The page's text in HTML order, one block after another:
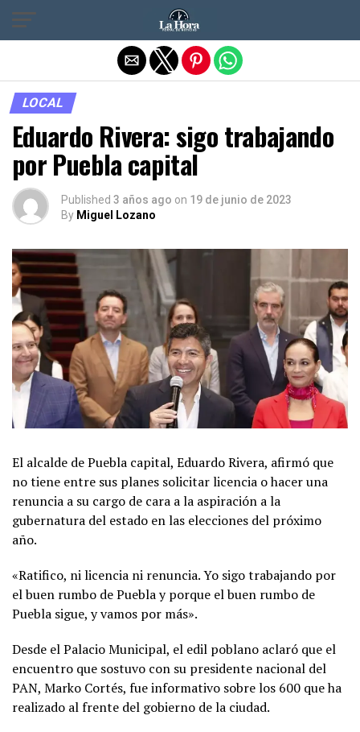
LOCAL
Eduardo Rivera: sigo trabajando
por Puebla capital
Published 3 años ago on 19 de junio de 2023
By Miguel Lozano
El alcalde de Puebla capital, Eduardo Rivera, afirmó que
no tiene entre sus planes solicitar licencia o hacer una
renuncia a su cargo de cara a la aspiración a la
gubernatura del estado en las elecciones del próximo
año.
«Ratifico, ni licencia ni renuncia. Yo sigo trabajando por
el buen rumbo de Puebla y porque el buen rumbo de
Puebla sigue, y vamos por más».
Desde el Palacio Municipal, el edil poblano aclaró que el
encuentro que sostuvo con su presidente nacional del
PAN, Marko Cortés, fue informativo sobre los 600 que ha
realizado al frente del gobierno de la ciudad.
Salir de la versión móvil